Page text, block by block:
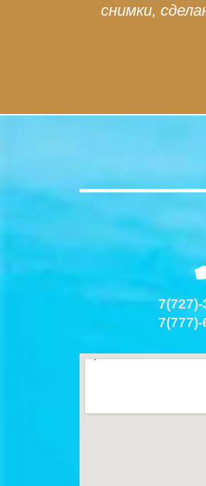
снимки,
7(727)-
7(777)-